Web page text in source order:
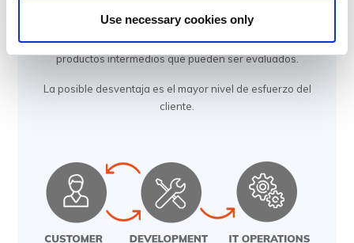
Use necessary cookies only
intermedios y los nuevos conocimientos pueden aplicarse
rápidamente. En pequeños pasos, sprints, se entregan los
productos intermedios que pueden ser evaluados.
La posible desventaja es el mayor nivel de esfuerzo del
cliente.